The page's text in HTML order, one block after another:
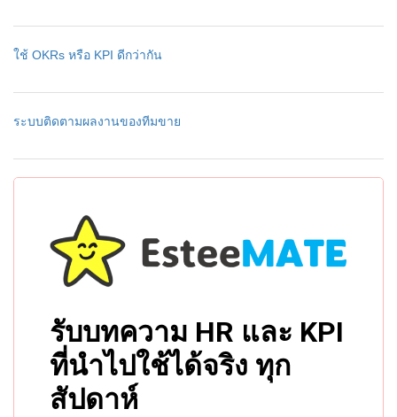
ใช้ OKRs หรือ KPI ดีกว่ากัน
ระบบติดตามผลงานของทีมขาย